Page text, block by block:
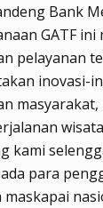
Bank
GATF
pelayanan
inovasi-
masyarakat,
kami
para